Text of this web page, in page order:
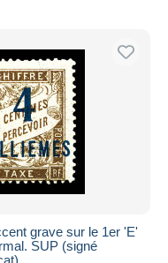
grave sur le 1er 'E'
SUP (signé